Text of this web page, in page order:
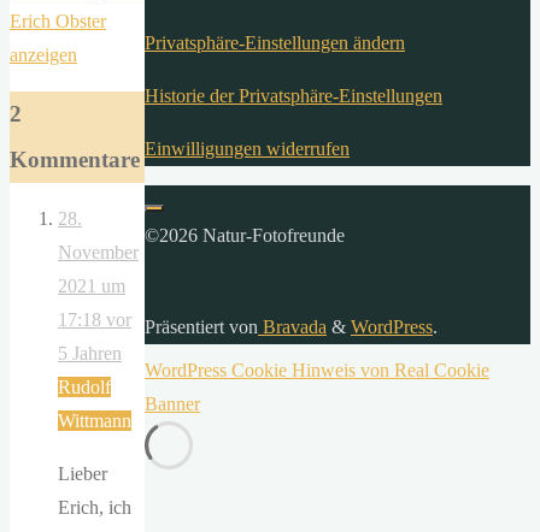
Erich Obster
anzeigen
2
Kommentare
28.
November
2021 um
17:18 vor
5 Jahren
Rudolf
Wittmann
Lieber
Erich, ich
Privatsphäre-Einstellungen ändern
Historie der Privatsphäre-Einstellungen
Einwilligungen widerrufen
©2026 Natur-Fotofreunde
Präsentiert von Bravada & WordPress.
WordPress Cookie Hinweis von Real Cookie
Banner